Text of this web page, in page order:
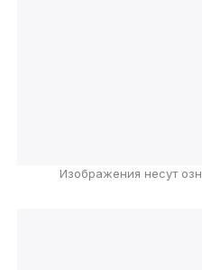
Изображения несут